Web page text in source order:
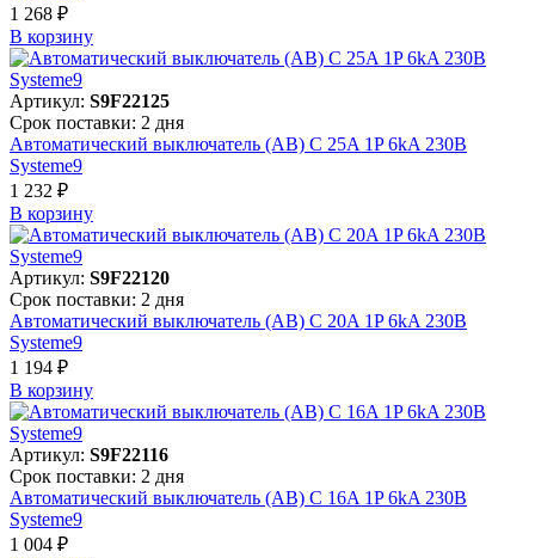
1 268 ₽
В корзинy
Артикул: S9F22125
Срок поставки: 2 дня
Автоматический выключатель (АВ) C 25A 1P 6kA 230В
Systeme9
1 232 ₽
В корзинy
Артикул: S9F22120
Срок поставки: 2 дня
Автоматический выключатель (АВ) C 20A 1P 6kA 230В
Systeme9
1 194 ₽
В корзинy
Артикул: S9F22116
Срок поставки: 2 дня
Автоматический выключатель (АВ) C 16A 1P 6kA 230В
Systeme9
1 004 ₽